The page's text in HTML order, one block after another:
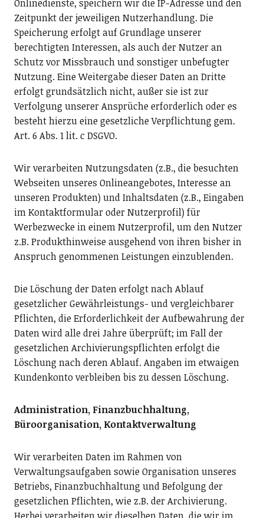
Onlinedienste, speichern wir die IP-Adresse und den
Zeitpunkt der jeweiligen Nutzerhandlung. Die
Speicherung erfolgt auf Grundlage unserer
berechtigten Interessen, als auch der Nutzer an
Schutz vor Missbrauch und sonstiger unbefugter
Nutzung. Eine Weitergabe dieser Daten an Dritte
erfolgt grundsätzlich nicht, außer sie ist zur
Verfolgung unserer Ansprüche erforderlich oder es
besteht hierzu eine gesetzliche Verpflichtung gem.
Art. 6 Abs. 1 lit. c DSGVO.
Wir verarbeiten Nutzungsdaten (z.B., die besuchten
Webseiten unseres Onlineangebotes, Interesse an
unseren Produkten) und Inhaltsdaten (z.B., Eingaben
im Kontaktformular oder Nutzerprofil) für
Werbezwecke in einem Nutzerprofil, um den Nutzer
z.B. Produkthinweise ausgehend von ihren bisher in
Anspruch genommenen Leistungen einzublenden.
Die Löschung der Daten erfolgt nach Ablauf
gesetzlicher Gewährleistungs- und vergleichbarer
Pflichten, die Erforderlichkeit der Aufbewahrung der
Daten wird alle drei Jahre überprüft; im Fall der
gesetzlichen Archivierungspflichten erfolgt die
Löschung nach deren Ablauf. Angaben im etwaigen
Kundenkonto verbleiben bis zu dessen Löschung.
Administration, Finanzbuchhaltung,
Büroorganisation, Kontaktverwaltung
Wir verarbeiten Daten im Rahmen von
Verwaltungsaufgaben sowie Organisation unseres
Betriebs, Finanzbuchhaltung und Befolgung der
gesetzlichen Pflichten, wie z.B. der Archivierung.